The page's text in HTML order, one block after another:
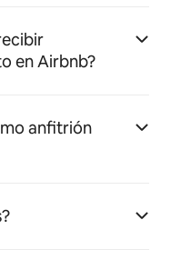
en Airbnb?
anfitrión